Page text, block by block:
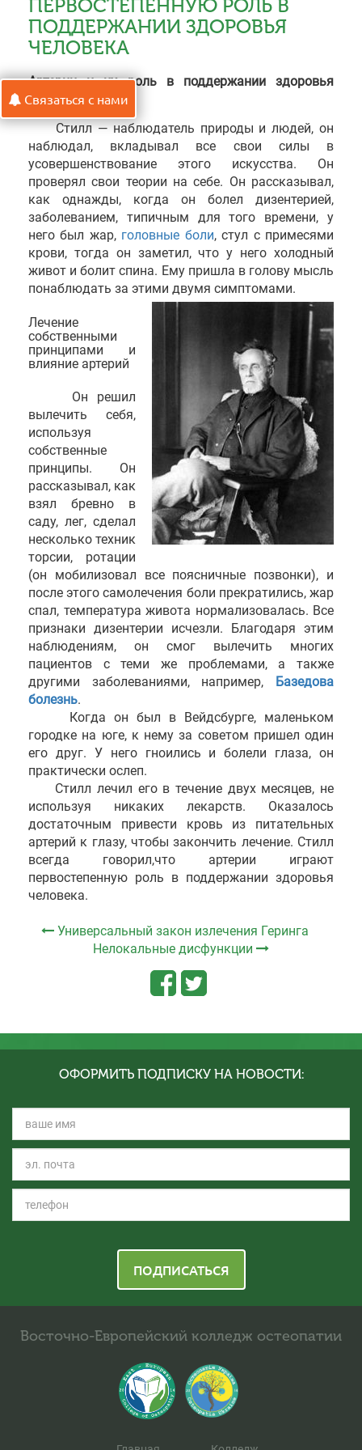
ПЕРВОСТЕПЕННУЮ РОЛЬ В
ПОДДЕРЖАНИИ ЗДОРОВЬЯ
ЧЕЛОВЕКА
Артерии и их роль в поддержании здоровья
человека
Стилл — наблюдатель природы и людей, он
наблюдал, вкладывал все свои силы в
усовершенствование этого искусства. Он
проверял свои теории на себе. Он рассказывал,
как однажды, когда он болел дизентерией,
заболеванием, типичным для того времени, у
него был жар, головные боли, стул с примесями
крови, тогда он заметил, что у него холодный
живот и болит спина. Ему пришла в голову мысль
понаблюдать за этими двумя симптомами.
Лечение
собственными
принципами и
влияние артерий
Он решил
вылечить себя,
используя
собственные
принципы. Он
рассказывал, как
взял бревно в
саду, лег, сделал
несколько техник
торсии, ротации
(он мобилизовал все поясничные позвонки), и
после этого самолечения боли прекратились, жар
спал, температура живота нормализовалась. Все
признаки дизентерии исчезли. Благодаря этим
наблюдениям, он смог вылечить многих
пациентов с теми же проблемами, а также
другими заболеваниями, например, Базедова
болезнь.
Когда он был в Вейдсбурге, маленьком
городке на юге, к нему за советом пришел один
его друг. У него гноились и болели глаза, он
практически ослеп.
Стилл лечил его в течение двух месяцев, не
используя никаких лекарств. Оказалось
достаточным привести кровь из питательных
артерий к глазу, чтобы закончить лечение. Стилл
всегда говорил,что артерии играют
первостепенную роль в поддержании здоровья
человека.
Универсальный закон излечения Геринга
Нелокальные дисфункции
ОФОРМИТЬ ПОДПИСКУ НА НОВОСТИ:
ПОДПИСАТЬСЯ
Восточно-Европейский колледж остеопатии
Связаться с нами